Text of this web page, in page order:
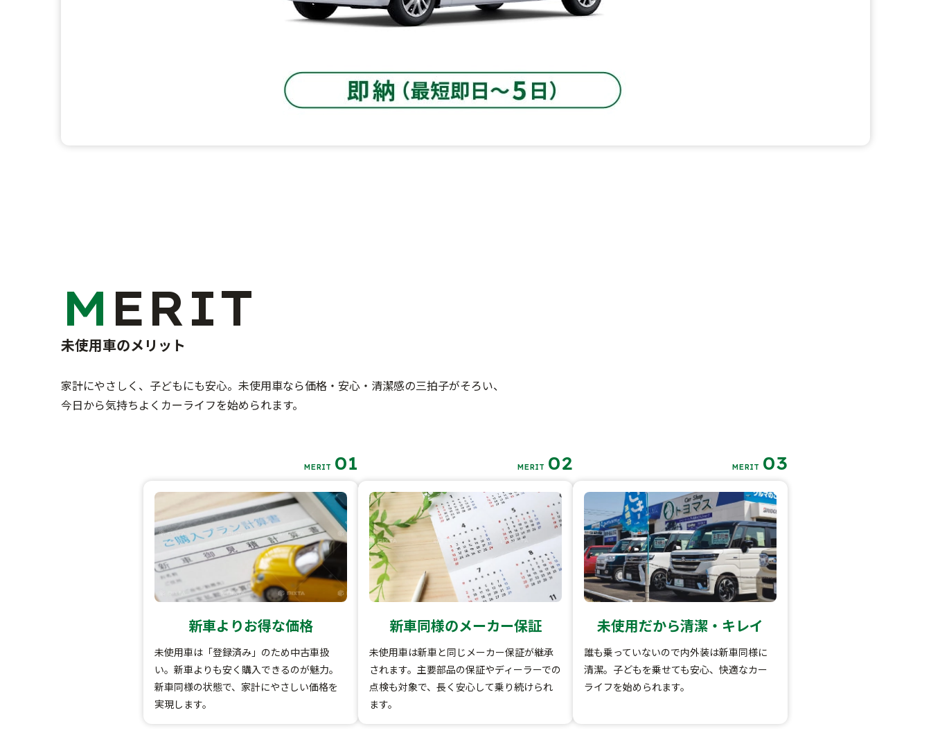
MERIT
未使用車のメリット
家計にやさしく、子どもにも安心。未使用車なら価格・安心・清潔感の三拍子がそろい、
今日から気持ちよくカーライフを始められます。
MERIT 01
新車よりお得な価格
未使用車は「登録済み」のため中古車扱
い。新車よりも安く購入できるのが魅力。
新車同様の状態で、家計にやさしい価格を
実現します。
MERIT 02
新車同様のメーカー保証
未使用車は新車と同じメーカー保証が継承
されます。主要部品の保証やディーラーでの
点検も対象で、長く安心して乗り続けられ
ます。
MERIT 03
未使用だから清潔・キレイ
誰も乗っていないので内外装は新車同様に
清潔。子どもを乗せても安心、快適なカー
ライフを始められます。